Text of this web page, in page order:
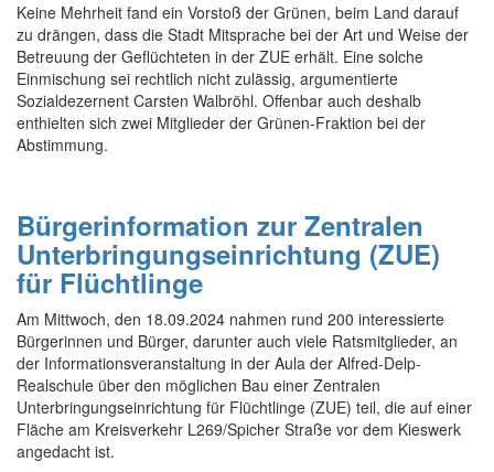
Keine Mehrheit fand ein Vorstoß der Grünen, beim Land darauf
zu drängen, dass die Stadt Mitsprache bei der Art und Weise der
Betreuung der Geflüchteten in der ZUE erhält. Eine solche
Einmischung sei rechtlich nicht zulässig, argumentierte
Sozialdezernent Carsten Walbröhl. Offenbar auch deshalb
enthielten sich zwei Mitglieder der Grünen-Fraktion bei der
Abstimmung.
Bürgerinformation zur Zentralen
Unterbringungseinrichtung (ZUE)
für Flüchtlinge
Am Mittwoch, den 18.09.2024 nahmen rund 200 interessierte
Bürgerinnen und Bürger, darunter auch viele Ratsmitglieder, an
der Informationsveranstaltung in der Aula der Alfred-Delp-
Realschule über den möglichen Bau einer Zentralen
Unterbringungseinrichtung für Flüchtlinge (ZUE) teil, die auf einer
Fläche am Kreisverkehr L269/Spicher Straße vor dem Kieswerk
angedacht ist.